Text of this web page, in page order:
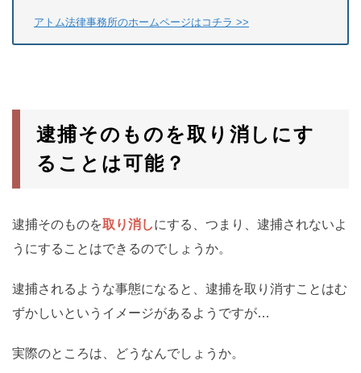
アトム法律事務所のホームページはコチラ >>
逮捕そのものを取り消しにす
ることは可能？
逮捕そのものを取り消しにする、つまり、逮捕されないよ
うにすることはできるのでしょうか。
逮捕されるような事態になると、逮捕を取り消すことはむ
ずかしいというイメージがあるようですが…
実際のところは、どうなんでしょうか。